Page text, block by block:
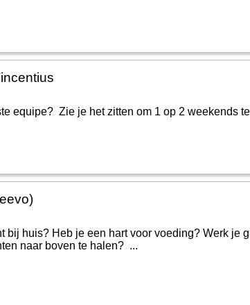
equipe? Zie je het zitten om 1 op 2 weekends
huis? Heb je een hart voor voeding? Werk je
naar boven te halen? ...